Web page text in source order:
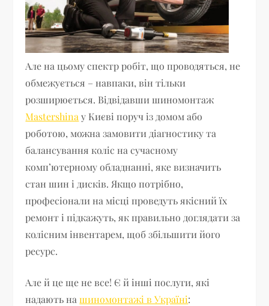
Але на цьому спектр робіт, що проводяться, не
обмежується – навпаки, він тільки
розширюється. Відвідавши шиномонтаж
Mastershina у Києві поруч із домом або
роботою, можна замовити діагностику та
балансування коліс на сучасному
комп’ютерному обладнанні, яке визначить
стан шин і дисків. Якщо потрібно,
професіонали на місці проведуть якісний їх
ремонт і підкажуть, як правильно доглядати за
колісним інвентарем, щоб збільшити його
ресурс.
Але й це ще не все! Є й інші послуги, які
надають нашиномонтажі в Україні: